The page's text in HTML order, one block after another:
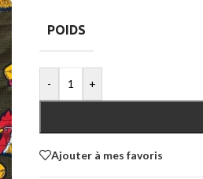
POIDS
- +
Ajouter à mes favoris